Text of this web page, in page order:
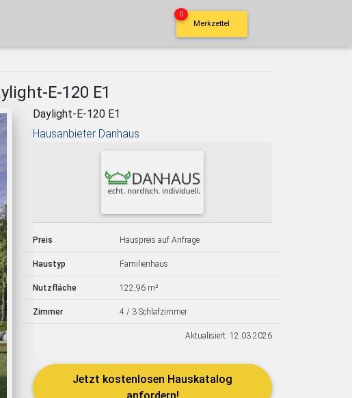
E-120 E1
Daylight-E-120 E1
Hausanbieter Danhaus
Preis Hauspreis auf Anfrage
Haustyp Familienhaus
Nutzfläche 122,96 m²
Zimmer 4 / 3 Schlafzimmer
Aktualisiert: 12.03.2026
Jetzt kostenlosen Hauskatalog
Merkzettel
0